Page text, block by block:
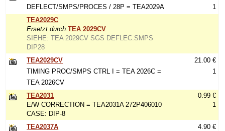
DEFLECT/SMPS/PROCES / 28P = TEA2029A
1
TEA2029C
Ersetzt durch:TEA 2029CV
SIEHE: TEA 2029CV SGS DEFLEC.SMPS
DIP28
TEA2029CV
TIMING PROC/SMPS CTRL I = TEA 2026C =
TEA 2026CV
21.00 €
1
TEA2031
E/W CORRECTION = TEA2031A 272P406010
CASE: DIP-8
0.99 €
1
TEA2037A
4.90 €